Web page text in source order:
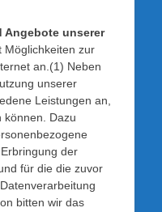
Angebote unserer
Möglichkeiten zur
an.(1) Neben
unserer
Leistungen an,
können. Dazu
der
für die die zuvor
bitten wir das